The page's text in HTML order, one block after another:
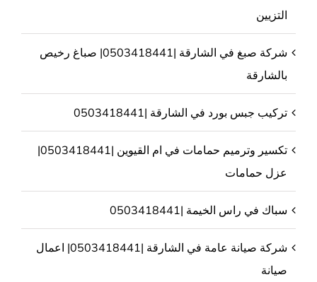
التزيين
شركة صبغ في الشارقة |0503418441| صباغ رخيص
بالشارقة
تركيب جبس بورد في الشارقة |0503418441
تكسير وترميم حمامات في ام القيوين |0503418441|
عزل حمامات
سباك في راس الخيمة |0503418441
شركة صيانة عامة في الشارقة |0503418441| اعمال
صيانة